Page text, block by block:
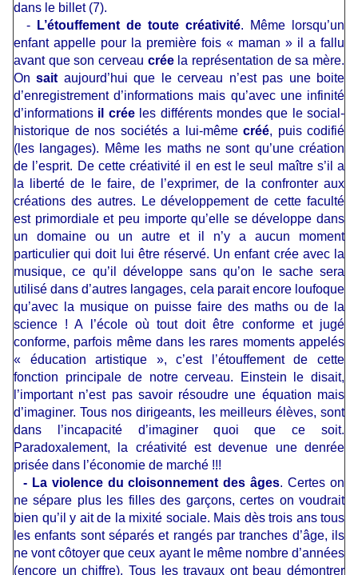
dans le billet (7).
-
L’étouffement de toute créativité. Même lorsqu’un
enfant appelle pour la première fois « maman » il a fallu
avant que son cerveau créela représentation de sa mère.
Onsait aujourd’hui que le cerveau n’est pas une boite
d’enregistrement d’informations mais qu’avec une infinité
d’informations il créeles différents mondes que le social-
historique de nos sociétés a lui-même créé, puis codifié
(les langages). Même les maths ne sont qu’une création
de l’esprit. De cette créativité il en est le seul maître s’il a
la liberté de le faire, de l’exprimer, de la confronter aux
créations des autres. Le développement de cette faculté
est primordiale et peu importe qu’elle se développe dans
un domaine ou un autre et il n’y a aucun moment
particulier qui doit lui être réservé. Un enfant crée avec la
musique, ce qu’il développe sans qu’on le sache sera
utilisé dans d’autres langages, cela parait encore loufoque
qu’avec la musique on puisse faire des maths ou de la
science ! A l’école où tout doit être conforme et jugé
conforme, parfois même dans les rares moments appelés
« éducation artistique », c’est l’étouffement de cette
fonction principale de notre cerveau. Einstein le disait,
l’important n’est pas savoir résoudre une équation mais
d’imaginer. Tous nos dirigeants, les meilleurs élèves, sont
dans l’incapacité d’imaginer quoi que ce soit.
Paradoxalement, la créativité est devenue une denrée
prisée dans l’économie de marché !!!
- La violence du cloisonnement des âges. Certes on
ne sépare plus les filles des garçons, certes on voudrait
bien qu’il y ait de la mixité sociale. Mais dès trois ans tous
les enfants sont séparés et rangés par tranches d’âge, ils
ne vont côtoyer que ceux ayant le même nombre d’années
(encore un chiffre). Tous les travaux ont beau démontrer